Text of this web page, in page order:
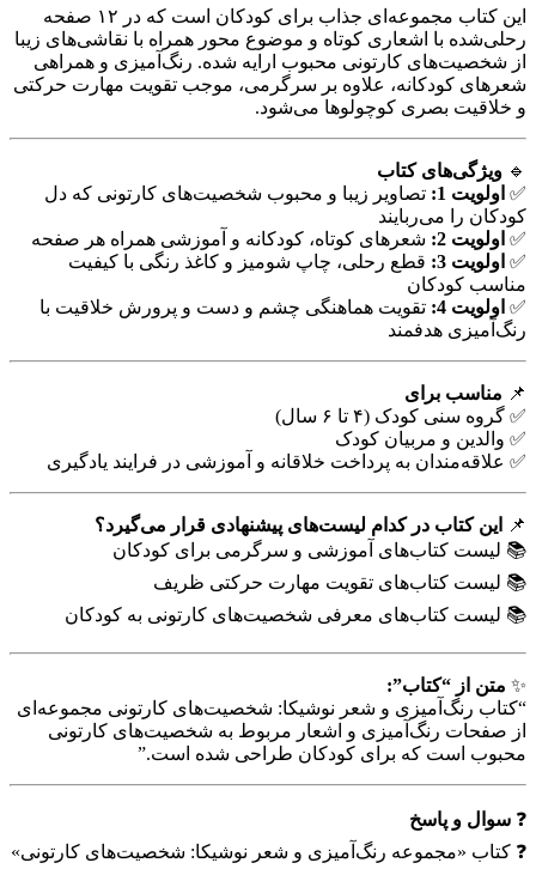
این کتاب مجموعه‌ای جذاب برای کودکان است که در ۱۲ صفحه
رحلی‌شده با اشعاری کوتاه و موضوع محور همراه با نقاشی‌های زیبا
از شخصیت‌های کارتونی محبوب ارایه شده. رنگ‌آمیزی و همراهی
شعرهای کودکانه، علاوه بر سرگرمی، موجب تقویت مهارت حرکتی
و خلاقیت بصری کوچولوها می‌شود.
🔹 ویژگی‌های کتاب
✅ اولویت 1:
تصاویر زیبا و محبوب شخصیت‌های کارتونی که دل
کودکان را می‌ربایند
✅ اولویت 2:
شعرهای کوتاه، کودکانه و آموزشی همراه هر صفحه
✅ اولویت 3:
قطع رحلی، چاپ شومیز و کاغذ رنگی با کیفیت
مناسب کودکان
✅ اولویت 4:
تقویت هماهنگی چشم و دست و پرورش خلاقیت با
رنگ‌آمیزی هدفمند
📌 مناسب برای
✅ گروه سنی کودک (۴ تا ۶ سال)
✅ والدین و مربیان کودک
✅ علاقه‌مندان به پرداخت خلاقانه و آموزشی در فرایند یادگیری
📌
این کتاب در کدام لیست‌های پیشنهادی قرار می‌گیرد؟
📚 لیست کتاب‌های آموزشی و سرگرمی برای کودکان
📚 لیست کتاب‌های تقویت مهارت حرکتی ظریف
📚 لیست کتاب‌های معرفی شخصیت‌های کارتونی به کودکان
✨ متن از “کتاب”:
“کتاب رنگ‌آمیزی و شعر نوشیکا: شخصیت‌های کارتونی مجموعه‌ای
از صفحات رنگ‌آمیزی و اشعار مربوط به شخصیت‌های کارتونی
محبوب است که برای کودکان طراحی شده است.”
❓ سوال و پاسخ
❓ کتاب «مجموعه رنگ‌آمیزی و شعر نوشیکا: شخصیت‌های کارتونی»